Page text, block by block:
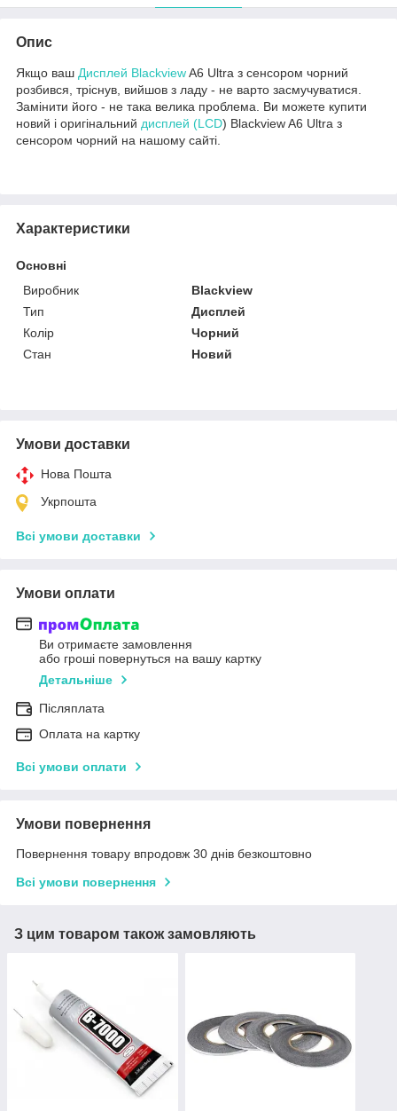
Опис
Якщо ваш Дисплей BlackviewA6 Ultra з сенсором чорний
розбився, тріснув, вийшов з ладу - не варто засмучуватися.
Замінити його - не така велика проблема. Ви можете купити
новий і оригінальний дисплей (LCD) Blackview A6 Ultra з
сенсором чорний на нашому сайті.
Характеристики
Основні
Виробник
Blackview
Тип
Дисплей
Колір
Чорний
Стан
Новий
Умови доставки
Нова Пошта
Укрпошта
Всі умови доставки
Умови оплати
Ви отримаєте замовлення
або гроші повернуться на вашу картку
Детальніше
Післяплата
Оплата на картку
Всі умови оплати
Умови повернення
Повернення товару впродовж 30 днів безкоштовно
Всі умови повернення
З цим товаром також замовляють